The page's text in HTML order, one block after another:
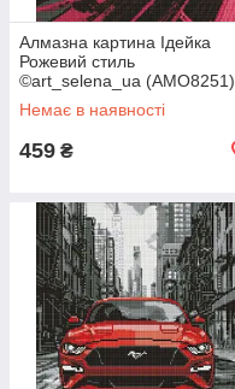
Алмазна картина Ідейка
Рожевий стиль
©art_selena_ua (AMO8251)
40 х 50 см (На підрамнику)
Немає в наявності
459 ₴